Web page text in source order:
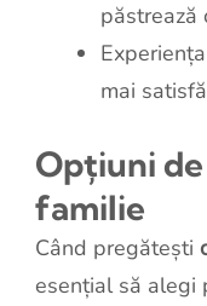
păstrează
mai
Opțiuni
familie
Când pregătești
esențial să alegi